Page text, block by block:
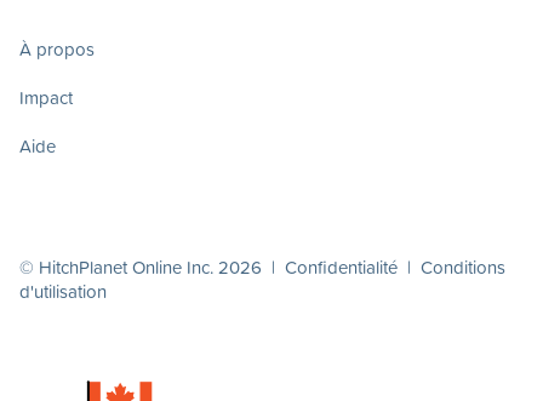
À propos
Impact
Aide
© HitchPlanet Online Inc. 2026 | Confidentialité | Conditions
d'utilisation